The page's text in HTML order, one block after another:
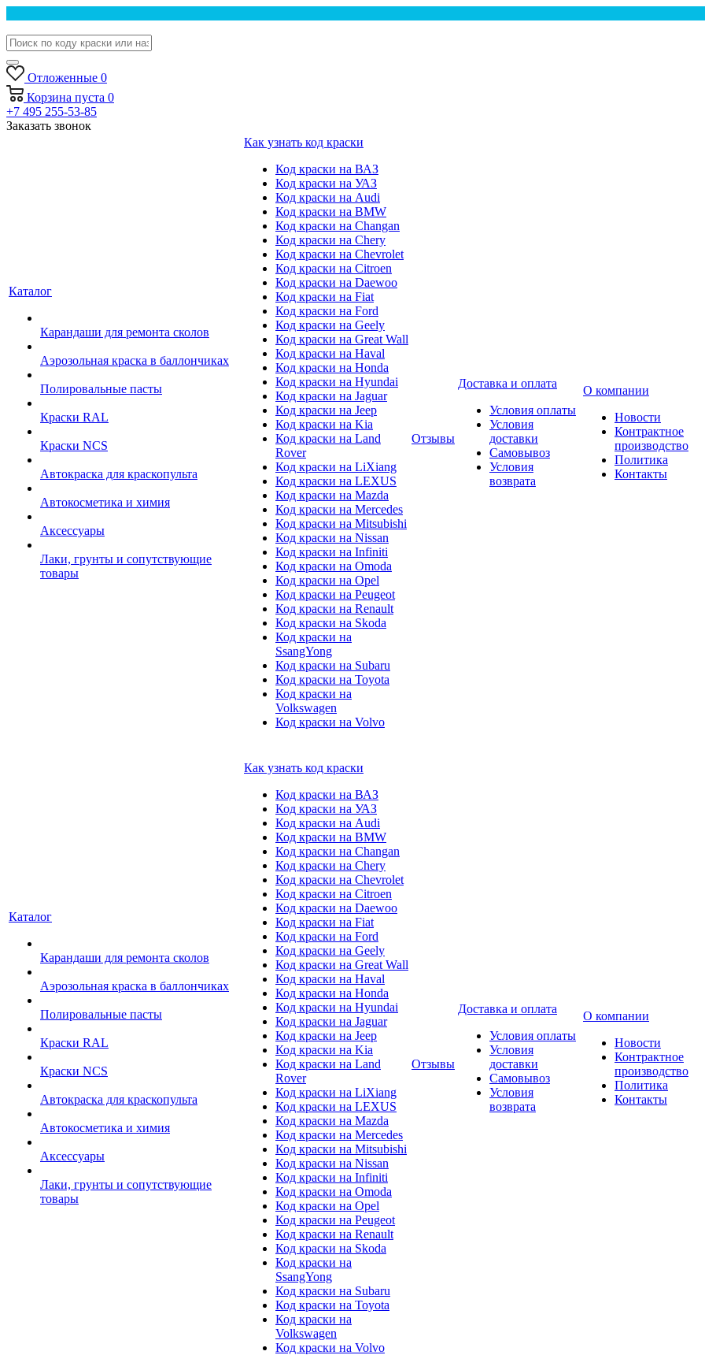
Отложенные 0
Корзина пуста 0
+7 495 255-53-85
Заказать звонок
Каталог
Карандаши для ремонта сколов
Аэрозольная краска в баллончиках
Полировальные пасты
Краски RAL
Краски NCS
Автокраска для краскопульта
Автокосметика и химия
Аксессуары
Лаки, грунты и сопутствующие
товары
Как узнать код краски
Код краски на ВАЗ
Код краски на УАЗ
Код краски на Audi
Код краски на BMW
Код краски на Changan
Код краски на Chery
Код краски на Chevrolet
Код краски на Citroen
Код краски на Daewoo
Код краски на Fiat
Код краски на Ford
Код краски на Geely
Код краски на Great Wall
Код краски на Haval
Код краски на Honda
Код краски на Hyundai
Код краски на Jaguar
Код краски на Jeep
Код краски на Kia
Код краски на Land
Rover
Код краски на LiXiang
Код краски на LEXUS
Код краски на Mazda
Код краски на Mercedes
Код краски на Mitsubishi
Код краски на Nissan
Код краски на Infiniti
Код краски на Omoda
Код краски на Opel
Код краски на Peugeot
Код краски на Renault
Код краски на Skoda
Код краски на
SsangYong
Код краски на Subaru
Код краски на Toyota
Код краски на
Volkswagen
Код краски на Volvo
Отзывы
Доставка и оплата
Условия оплаты
Условия
доставки
Самовывоз
Условия
возврата
О компании
Новости
Контрактное
производство
Политика
Контакты
Каталог
Карандаши для ремонта сколов
Аэрозольная краска в баллончиках
Полировальные пасты
Краски RAL
Краски NCS
Автокраска для краскопульта
Автокосметика и химия
Аксессуары
Лаки, грунты и сопутствующие
товары
Как узнать код краски
Код краски на ВАЗ
Код краски на УАЗ
Код краски на Audi
Код краски на BMW
Код краски на Changan
Код краски на Chery
Код краски на Chevrolet
Код краски на Citroen
Код краски на Daewoo
Код краски на Fiat
Код краски на Ford
Код краски на Geely
Код краски на Great Wall
Код краски на Haval
Код краски на Honda
Код краски на Hyundai
Код краски на Jaguar
Код краски на Jeep
Код краски на Kia
Код краски на Land
Rover
Код краски на LiXiang
Код краски на LEXUS
Код краски на Mazda
Код краски на Mercedes
Код краски на Mitsubishi
Код краски на Nissan
Код краски на Infiniti
Код краски на Omoda
Код краски на Opel
Код краски на Peugeot
Код краски на Renault
Код краски на Skoda
Код краски на
SsangYong
Код краски на Subaru
Код краски на Toyota
Код краски на
Volkswagen
Код краски на Volvo
Отзывы
Доставка и оплата
Условия оплаты
Условия
доставки
Самовывоз
Условия
возврата
О компании
Новости
Контрактное
производство
Политика
Контакты